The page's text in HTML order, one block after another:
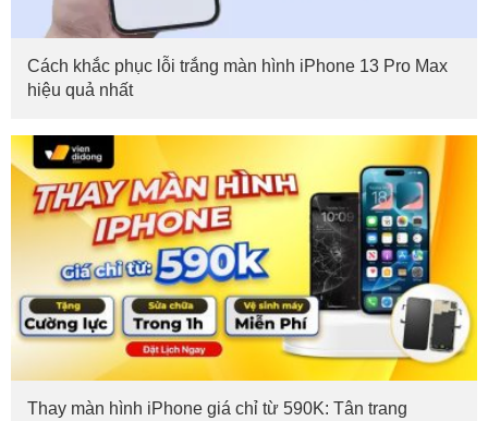
Cách khắc phục lỗi trắng màn hình iPhone 13 Pro Max
hiệu quả nhất
Thay màn hình iPhone giá chỉ từ 590K: Tân trang